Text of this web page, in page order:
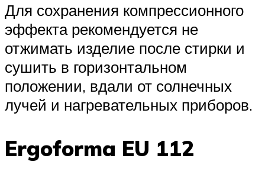
Для сохранения компрессионного
эффекта рекомендуется не
отжимать изделие после стирки и
сушить в горизонтальном
положении, вдали от солнечных
лучей и нагревательных приборов.
Ergoforma EU 112